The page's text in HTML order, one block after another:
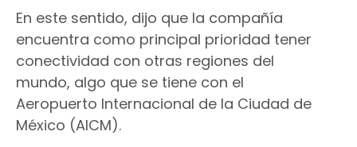
En este sentido, dijo que la compañía
encuentra como principal prioridad tener
conectividad con otras regiones del
mundo, algo que se tiene con el
Aeropuerto Internacional de la Ciudad de
México (AICM).